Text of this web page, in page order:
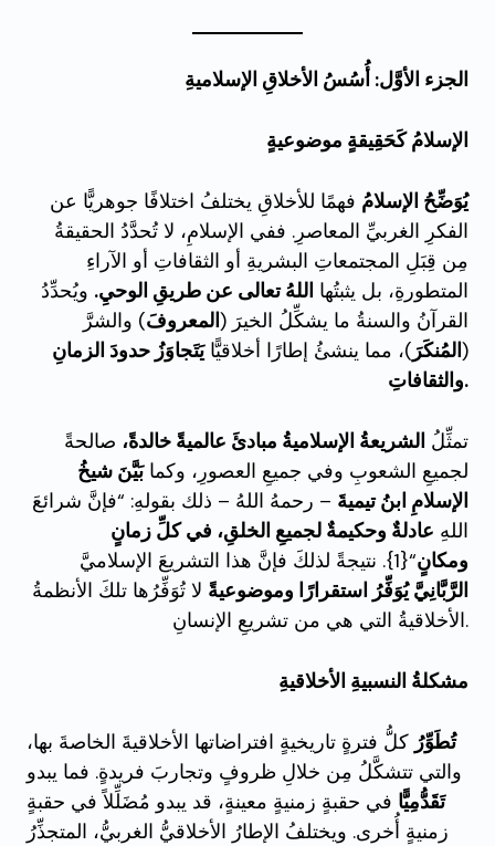
الجزء الأوَّل: أُسُسُ الأخلاقِ الإسلاميةِ
الإسلامُ كَحَقِيقةٍ موضوعيةٍ
يُوَضِّحُ الإسلامُ فهمًا للأخلاقِ يختلفُ اختلافًا جوهريًّا عن
الفكرِ الغربيِّ المعاصرِ. ففي الإسلامِ، لا تُحدَّدُ الحقيقةُ
مِن قِبَلِ المجتمعاتِ البشريةِ أو الثقافاتِ أو الآراءِ
المتطورةِ، بل يثبتُها اللهُ تعالى عن طريقِ الوحيِ. ويُحدِّدُ
القرآنُ والسنةُ ما يشكِّلُ الخيرَ (المعروفَ) والشرَّ
(المُنكَرَ )، مما ينشئُ إطارًا أخلاقيًّايَتَجاوَزُ حدودَ الزمانِ
والثقافاتِ.
تمثِّلُ الشريعةُ الإسلاميةُ مبادئَ عالميةً خالدةً، صالحةً
لجميعِ الشعوبِ وفي جميعِ العصورِ، وكمابَيَّنَ شيخُ
الإسلامِ ابنُ تيميةَ – رحمهُ اللهُ – ذلك بقولهِ: “فإنَّ شرائعَ
اللهِ عادلةٌ وحكيمةٌ لجميعِ الخلقِ، في كلِّ زمانٍ
ومكانٍ“{1}. نتيجةً لذلكَ فإنَّ هذا التشريعَ الإسلاميَّ
الرَّبَّانِيَّ يُوَفِّرُ استقرارًا وموضوعيةً لا تُوَفِّرُها تلكَ الأنظمةُ
الأخلاقيةُ التي هي من تشريعِ الإنسانِ.
مشكلةُ النسبيةِ الأخلاقيةِ
تُطَوِّرُ كلُّ فترةٍ تاريخيةٍ افتراضاتها الأخلاقيةَ الخاصةَ بها،
والتي تتشكَّلُ مِن خلالِ ظروفٍ وتجاربَ فريدةٍ. فما يبدو
تَقَدُّمِيًّا في حقبةٍ زمنيةٍ معينةٍ، قد يبدو مُضَلِّلاً في حقبةٍ
زمنيةٍ أُخرى. ويختلفُ الإطارُ الأخلاقيُّ الغربيُّ، المتجذِّرُ